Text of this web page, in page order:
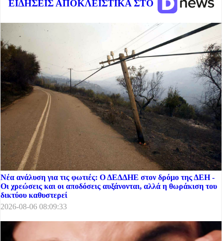
ΕΙΔΗΣΕΙΣ ΑΠΟΚΛΕΙΣΤΙΚΑ ΣΤΟ
Νέα ανάλυση για τις φωτιές: Ο ΔΕΔΔΗΕ στον δρόμο της ΔΕΗ -
Οι χρεώσεις και οι αποδόσεις αυξάνονται, αλλά η θωράκιση του
δικτύου καθυστερεί
2026-08-06 08:09:33